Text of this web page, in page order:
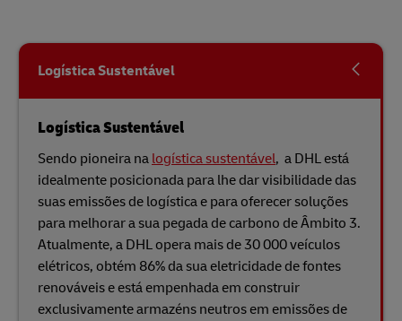
Logística Sustentável
Logística Sustentável
Sendo pioneira na logística sustentável, a DHL está
idealmente posicionada para lhe dar visibilidade das
suas emissões de logística e para oferecer soluções
para melhorar a sua pegada de carbono de Âmbito 3.
Atualmente, a DHL opera mais de 30 000 veículos
elétricos, obtém 86% da sua eletricidade de fontes
renováveis e está empenhada em construir
exclusivamente armazéns neutros em emissões de